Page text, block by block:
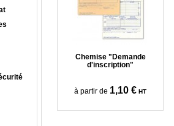
Chemise "Demande
d'inscription"
à partir de 1,10 € HT